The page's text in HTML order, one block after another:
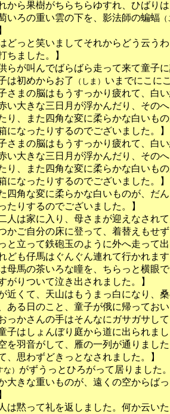
から果樹がちらちらゆすれ、ひばり
いろの重い雲の下を、影法師の蝙蝠
どっと笑いましてそれからどう云う
ちました。】
らが叫んでばらばら走って来て童子
は初めからお了
（しま） いまでにこに
さまの脳はもうすっかり疲れて、白
い大きな三日月が浮かんだり、その
り、また四角な変に柔らかな白いも
になったりするのでございました。】
さまの脳はもうすっかり疲れて、白
い大きな三日月が浮かんだり、その
り、また四角な変に柔らかな白いも
になったりするのでございました。】
四角な変に柔らかな白いものが、だ
たりするのでございました。】
人は家に入り、母さまが迎えなされ
かご自分の床に登って、着替えもせ
と立って鉄砲玉のように外へ走って
ども仔馬はぐんぐん連れて行かれま
母馬の茶いろな瞳を、ちらっと横眼
がりついて泣き出されました。】
近くて、天山はもうまっ白になり、
ある日のこと、童子が俄に帰ってお
っかさんの手はそんなにガサガサし
子はしょんぼり庭から道に出られま
を羽音がして、雁の一列が通りまし
、思わずどきっとなされました。】
な） がずうっとひろがって居りました
大きな重いものが、遠くの空からば
は黙って礼を返しました。何か云い